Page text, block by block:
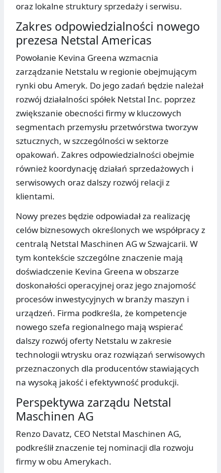
oraz lokalne struktury sprzedaży i serwisu.
Zakres odpowiedzialności nowego
prezesa Netstal Americas
Powołanie Kevina Greena wzmacnia
zarządzanie Netstalu w regionie obejmującym
rynki obu Ameryk. Do jego zadań będzie należał
rozwój działalności spółek Netstal Inc. poprzez
zwiększanie obecności firmy w kluczowych
segmentach przemysłu przetwórstwa tworzyw
sztucznych, w szczególności w sektorze
opakowań. Zakres odpowiedzialności obejmie
również koordynację działań sprzedażowych i
serwisowych oraz dalszy rozwój relacji z
klientami.
Nowy prezes będzie odpowiadał za realizację
celów biznesowych określonych we współpracy z
centralą Netstal Maschinen AG w Szwajcarii. W
tym kontekście szczególne znaczenie mają
doświadczenie Kevina Greena w obszarze
doskonałości operacyjnej oraz jego znajomość
procesów inwestycyjnych w branży maszyn i
urządzeń. Firma podkreśla, że kompetencje
nowego szefa regionalnego mają wspierać
dalszy rozwój oferty Netstalu w zakresie
technologii wtrysku oraz rozwiązań serwisowych
przeznaczonych dla producentów stawiających
na wysoką jakość i efektywność produkcji.
Perspektywa zarządu Netstal
Maschinen AG
Renzo Davatz, CEO Netstal Maschinen AG,
podkreślił znaczenie tej nominacji dla rozwoju
firmy w obu Amerykach.